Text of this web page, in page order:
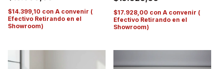
$14.399,10 con A convenir (
Efectivo Retirando en el
Showroom)
$17.928,00 con A convenir (
Efectivo Retirando en el
Showroom)